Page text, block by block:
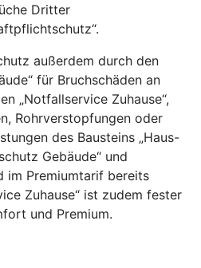
Dritter
außerdem durch den
für Bruchschäden an
„Notfallservice Zuhause“,
Rohrverstopfungen oder
des Bausteins „Haus-
Gebäude“ und
im Premiumtarif bereits
Zuhause“ ist zudem fester
und Premium.